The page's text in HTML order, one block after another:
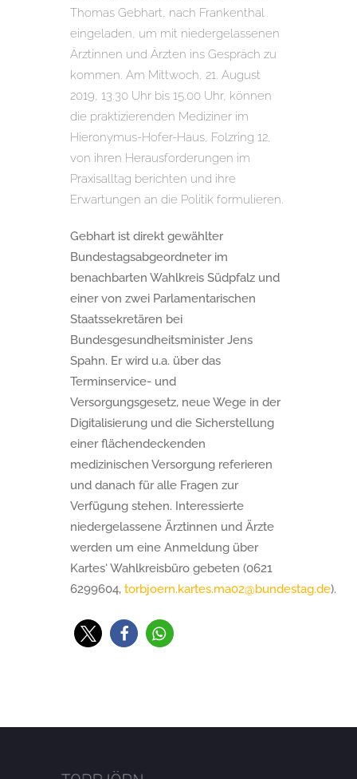
Thomas Gebhart, nach Frankenthal
eingeladen, um mit niedergelassenen
Ärztinnen und Ärzten ins Gespräch zu
kommen. Am Mittwoch, 21. August
2019, 13.30 Uhr bis 15.00 Uhr, können
die praktizierenden Mediziner im
Hieronymus-Hofer-Haus, Folzring 12,
von ihren Herausforderungen im
Praxisalltag berichten und ihre
Erwartungen an die Politik formulieren.
Gebhart ist direkt gewählter
Bundestagsabgeordneter im
benachbarten Wahlkreis Südpfalz und
einer von zwei Parlamentarischen
Staatssekretären bei
Bundesgesundheitsminister Jens
Spahn. Er wird u.a. über das
Terminservice- und
Versorgungsgesetz, neue Wege in der
Digitalisierung und die Sicherstellung
einer flächendeckenden
medizinischen Versorgung referieren
und danach für alle Fragen zur
Verfügung stehen. Interessierte
niedergelassene Ärztinnen und Ärzte
werden um eine Anmeldung über
Kartes‘ Wahlkreisbüro gebeten (0621
6299604,torbjoern.kartes.ma02@bundestag.de).